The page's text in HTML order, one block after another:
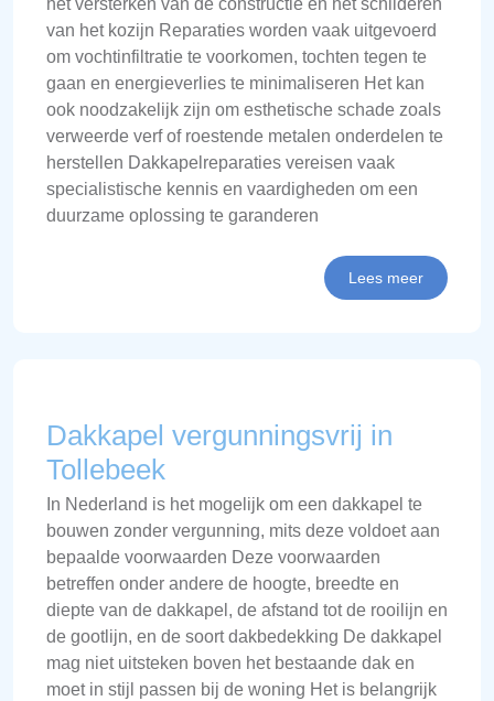
het versterken van de constructie en het schilderen
van het kozijn Reparaties worden vaak uitgevoerd
om vochtinfiltratie te voorkomen, tochten tegen te
gaan en energieverlies te minimaliseren Het kan
ook noodzakelijk zijn om esthetische schade zoals
verweerde verf of roestende metalen onderdelen te
herstellen Dakkapelreparaties vereisen vaak
specialistische kennis en vaardigheden om een
duurzame oplossing te garanderen
Lees meer
Dakkapel vergunningsvrij in
Tollebeek
In Nederland is het mogelijk om een dakkapel te
bouwen zonder vergunning, mits deze voldoet aan
bepaalde voorwaarden Deze voorwaarden
betreffen onder andere de hoogte, breedte en
diepte van de dakkapel, de afstand tot de rooilijn en
de gootlijn, en de soort dakbedekking De dakkapel
mag niet uitsteken boven het bestaande dak en
moet in stijl passen bij de woning Het is belangrijk